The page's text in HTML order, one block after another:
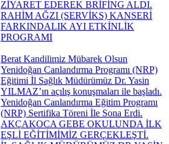
ZİYARET EDEREK BRİFİNG ALDI.
RAHİM AĞZI (SERVİKS) KANSERİ
FARKINDALIK AYI ETKİNLİK
PROGRAMI
Berat Kandilimiz Mübarek Olsun
Yenidoğan Canlandırma Programı (NRP)
Eğitimi İl Sağlık Müdürümüz Dr. Yasin
YILMAZ’ın açılış konuşmaları ile başladı.
Yenidoğan Canlandırma Eğitim Programı
(NRP) Sertifika Töreni İle Sona Erdi.
AKÇAKOCA GEBE OKULUNDA İLK
EŞLİ EĞİTİMİMİZ GERÇEKLEŞTİ.